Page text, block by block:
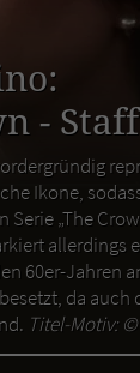
-
Ikone,
Serie „The
allerdings
60er-Jahren
da
Titel-Motiv: ©